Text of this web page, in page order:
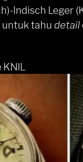
Indisch Leger
untuk tahu detail
KNIL